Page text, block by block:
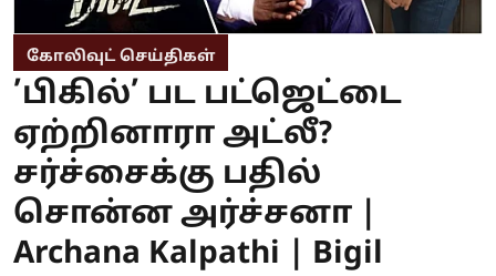
கோலிவுட் செய்திகள்
’பிகில்’ பட பட்ஜெட்டை
ஏற்றினாரா அட்லீ?
சர்ச்சைக்கு பதில்
சொன்ன அர்ச்சனா |
Archana Kalpathi | Bigil